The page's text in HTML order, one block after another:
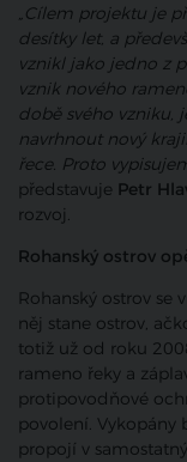
„Cílem projektu je
desítky let, a
vznikl jako jedno z
vznik nového
době svého vzniku,
navrhnout nový
řece. Proto
představuje Petr
rozvoj.
Rohanský ostrov
Rohanský ostrov se
něj stane ostrov,
totiž už od roku
rameno řeky a
protipovodňové
povolení. Vykopány
propojí v